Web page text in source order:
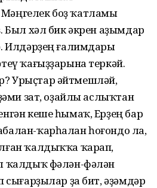
боҙ ҡатламы
Был хәл бик әкрен аҙымдар
Илдәрҙең ғалимдары
ҡағыҙҙарына теркәй. Ә
Урыҫтар әйтмешләй,
зат, оҙайлы аслыҡтан
кеше һымаҡ, Ерҙең бар
ҡарһалан һоғондо ла,
ҡалдыҡҡа ҡарап,
ҡалдыҡ фәлән-фәлән
сығарҙылар ҙа бит, әҙәмдәр